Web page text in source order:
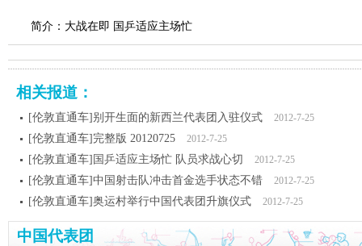
简介：大战在即 国乒适应主场忙
相关报道：
[伦敦直通车]别开生面的新西兰代表团入驻仪式 2012-7-25
[伦敦直通车]完整版 20120725 2012-7-25
[伦敦直通车]国乒适应主场忙 队员求战心切 2012-7-25
[伦敦直通车]中国射击队冲击首金选手状态不错 2012-7-25
[伦敦直通车]奥运村举行中国代表团升旗仪式 2012-7-25
中国代表团